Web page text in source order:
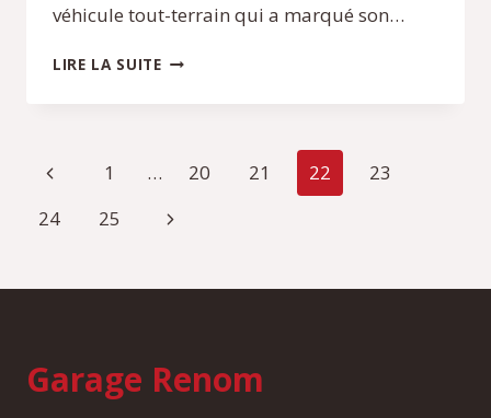
véhicule tout-terrain qui a marqué son…
LIRE LA SUITENISSAN
QUELLE
ATTENDRE
MODÈLE
Navigation
de
Page
précédente
1 … 20 21 22
23
24
25
Page
Garage Renom